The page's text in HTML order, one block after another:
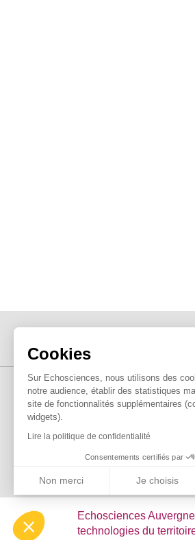
Cookies
Sur Echosciences, nous utilisons des
notre audience, établir des statistiques
site de fonctionnalités supplémentaires
widgets).
Lire la politique de confidentialité
Consentements certifiés par
Non merci Je choisis
Plateforme de Gestion du
Echosciences
technologies du